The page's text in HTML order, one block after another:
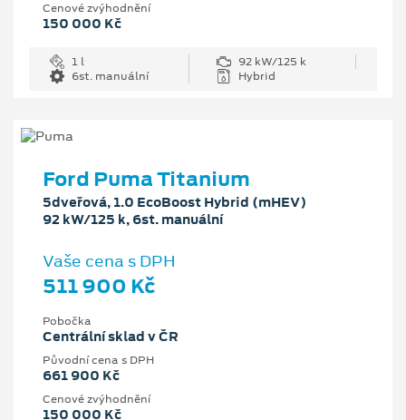
Cenové zvýhodnění
150 000 Kč
1 l
92 kW/125 k
6st. manuální
Hybrid
Ford Puma Titanium
5dveřová, 1.0 EcoBoost Hybrid (mHEV)
92 kW/125 k, 6st. manuální
Vaše cena s DPH
511 900 Kč
Pobočka
Centrální sklad v ČR
Původní cena s DPH
661 900 Kč
Cenové zvýhodnění
150 000 Kč